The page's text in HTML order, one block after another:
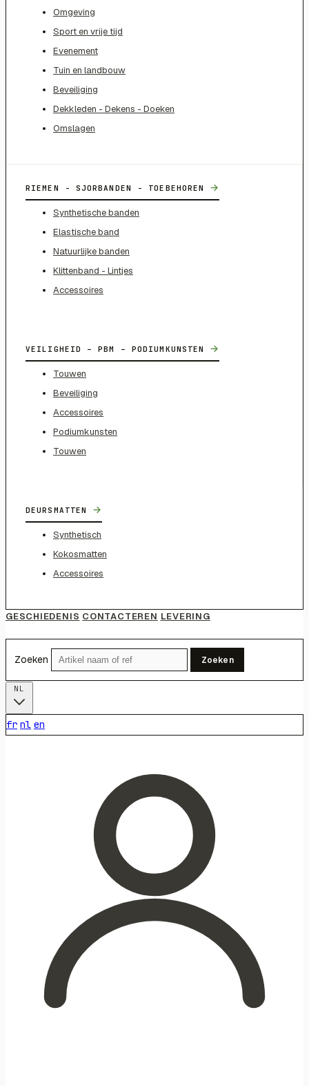
Omgeving
Sport en vrije tijd
Evenement
Tuin en landbouw
Beveiliging
Dekkleden - Dekens - Doeken
Omslagen
RIEMEN - SJORBANDEN - TOEBEHOREN →
Synthetische banden
Elastische band
Natuurlijke banden
Klittenband - Lintjes
Accessoires
VEILIGHEID – PBM – PODIUMKUNSTEN →
Touwen
Beveiliging
Accessoires
Podiumkunsten
Touwen
DEURSMATTEN →
Synthetisch
Kokosmatten
Accessoires
GESCHIEDENIS CONTACTEREN LEVERING
Zoeken Zoeken
fr nl en